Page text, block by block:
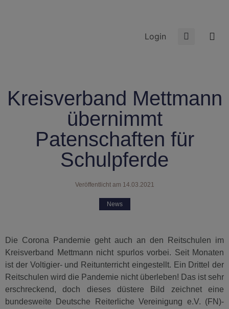
Login
Kreisverband Mettmann
übernimmt
Patenschaften für
Schulpferde
Veröffentlicht am 14.03.2021
News
Die Corona Pandemie geht auch an den Reitschulen im
Kreisverband Mettmann nicht spurlos vorbei. Seit Monaten
ist der Voltigier- und Reitunterricht eingestellt. Ein Drittel der
Reitschulen wird die Pandemie nicht überleben! Das ist sehr
erschreckend, doch dieses düstere Bild zeichnet eine
bundesweite Deutsche Reiterliche Vereinigung e.V. (FN)-